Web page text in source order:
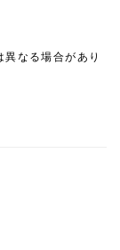
なる場合があり